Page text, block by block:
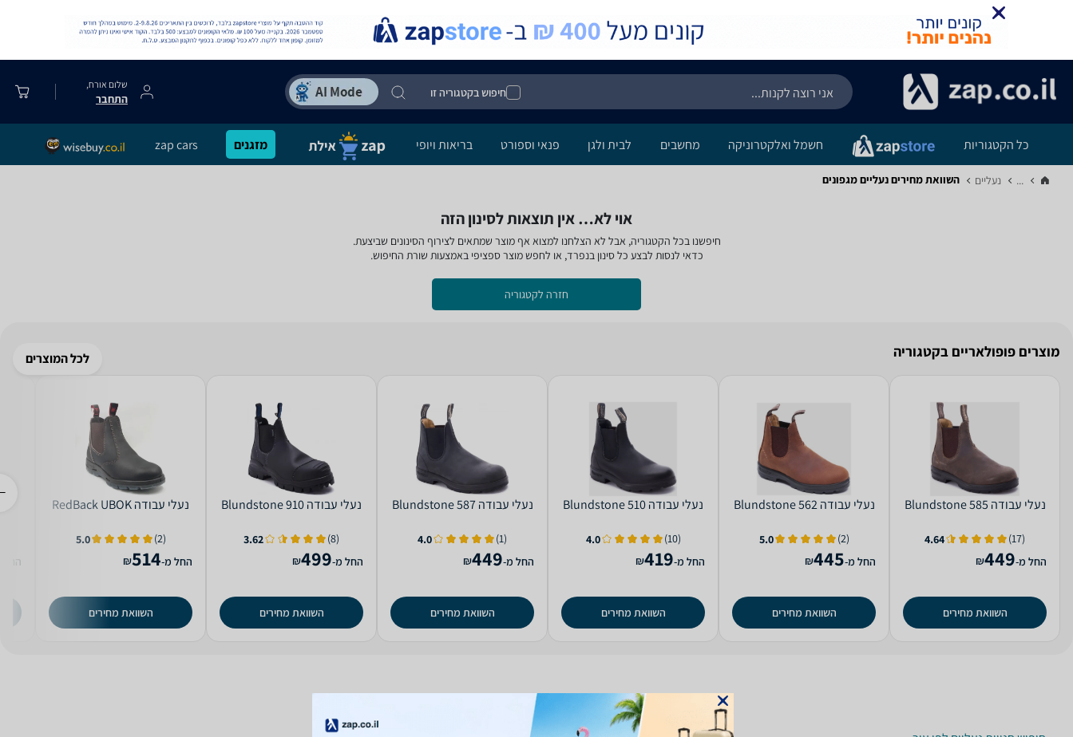
חיפוש בקטגוריה זו
שלום אורח,
התחבר
כל הקטגוריות חשמל ואלקטרוניקה מחשבים לבית ולגן פנאי וספורט בריאות ויופי מזגנים zap cars
... נעליים‏ השוואת מחירים נעליים ‏מגפונים
אוי לא… אין תוצאות לסינון הזה
חיפשנו בכל הקטגוריה, אבל לא הצלחנו למצוא אף מוצר שמתאים לצירוף הסינונים שביצעת.
כדאי לנסות לבצע כל סינון בנפרד, או לחפש מוצר ספציפי באמצעות שורת החיפוש.
חזרה לקטגוריה
מוצרים פופולאריים בקטגוריה לכל המוצרים
‏נעלי עבודה 585 Blundstone
(17)
4.64
החל מ-449
₪
השוואת מחירים
‏נעלי עבודה 562 Blundstone
(2)
5.0
החל מ-445
₪
השוואת מחירים
‏נעלי עבודה 510 Blundstone
(10)
4.0
החל מ-419
₪
השוואת מחירים
‏נעלי עבודה 587 Blundstone
(1)
4.0
החל מ-449
₪
השוואת מחירים
‏נעלי עבודה 910 Blundstone
(8)
3.62
החל מ-499
₪
השוואת מחירים
‏נעלי עבודה RedBack UBOK
(2)
5.0
החל מ-514
₪
השוואת מחירים
החל